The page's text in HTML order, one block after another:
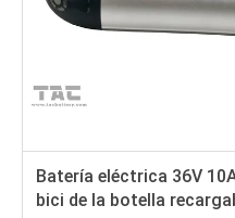
Batería eléctrica 36V
bici de la botella